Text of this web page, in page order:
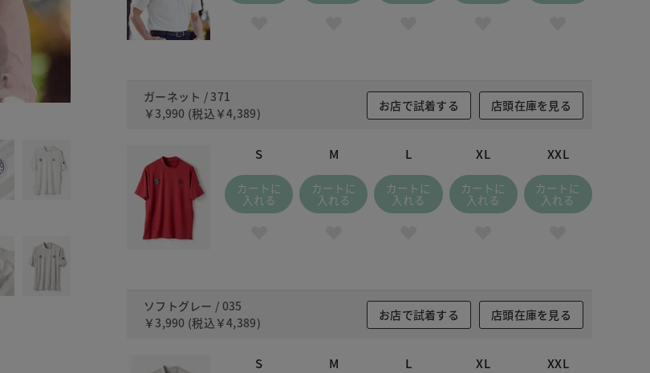
371 ガーネット
ガーネット / 371
￥3,990 (税込 ￥4,389)
お店で試着する 店頭在庫を見る
S
カートに
入れる
M
カートに
入れる
L
カートに
入れる
XL
カートに
入れる
XXL
カートに
入れる
ソフトグレー / 035
￥3,990 (税込 ￥4,389)
お店で試着する 店頭在庫を見る
S M L XL XXL